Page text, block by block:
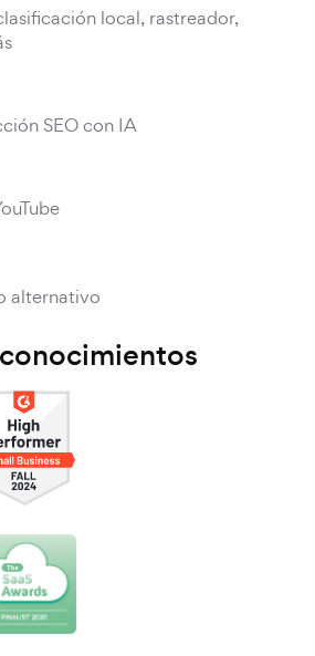
local, rastreador,
SEO con IA
alternativo